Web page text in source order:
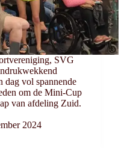
SVG
dag vol spannende
om de Mini-Cup
van afdeling Zuid.
2024